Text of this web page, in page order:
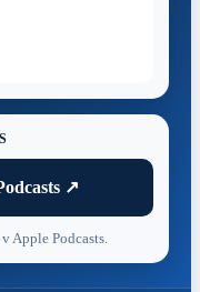
↗
Apple Podcasts.